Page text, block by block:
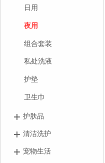
日用
夜用
组合套装
私处洗液
护垫
卫生巾
护肤品
清洁洗护
宠物生活